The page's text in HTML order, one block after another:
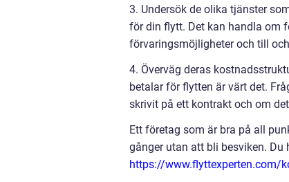
3. Undersök de olika tjänster
för din flytt. Det kan handla om
förvaringsmöjligheter och till
4. Överväg deras
betalar för flytten är värt det.
skrivit på ett kontrakt och om
Ett företag som är bra på all
gånger utan att bli besviken. Du
https://www.flyttexperten.com/